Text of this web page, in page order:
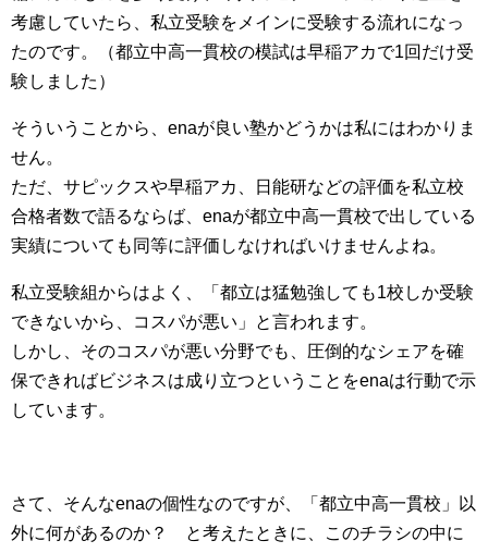
考慮していたら、私立受験をメインに受験する流れになっ
たのです。（都立中高一貫校の模試は早稲アカで1回だけ受
験しました）
そういうことから、enaが良い塾かどうかは私にはわかりま
せん。
ただ、サピックスや早稲アカ、日能研などの評価を私立校
合格者数で語るならば、enaが都立中高一貫校で出している
実績についても同等に評価しなければいけませんよね。
私立受験組からはよく、「都立は猛勉強しても1校しか受験
できないから、コスパが悪い」と言われます。
しかし、そのコスパが悪い分野でも、圧倒的なシェアを確
保できればビジネスは成り立つということをenaは行動で示
しています。
さて、そんなenaの個性なのですが、「都立中高一貫校」以
外に何があるのか？ と考えたときに、このチラシの中に